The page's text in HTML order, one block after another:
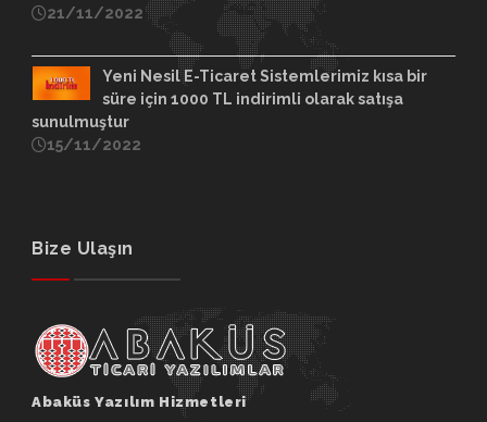
21/11/2022
Yeni Nesil E-Ticaret Sistemlerimiz kısa bir
süre için 1000 TL indirimli olarak satışa
sunulmuştur
15/11/2022
Bize Ulaşın
Abaküs Yazılım Hizmetleri